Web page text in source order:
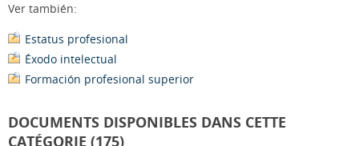
Ver también:
Estatus profesional
Éxodo intelectual
Formación profesional superior
DOCUMENTS DISPONIBLES DANS CETTE
CATÉGORIE (175)